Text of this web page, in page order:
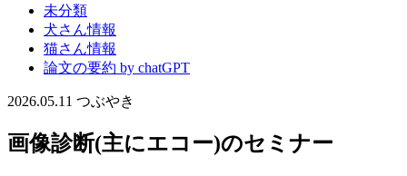
未分類
犬さん情報
猫さん情報
論文の要約 by chatGPT
2026.05.11 つぶやき
画像診断(主にエコー)のセミナー